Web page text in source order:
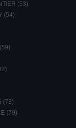
(53)
(54)
(73)
(79)